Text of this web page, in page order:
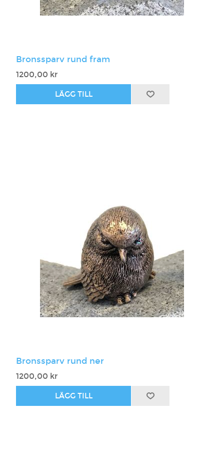
Bronssparv rund fram
1200,00 kr
Bronssparv rund ner
1200,00 kr